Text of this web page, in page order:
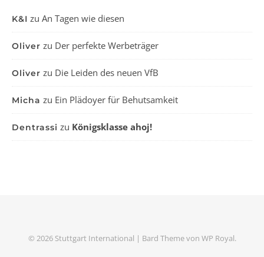
K&I zu An Tagen wie diesen
Oliver zu Der perfekte Werbeträger
Oliver zu Die Leiden des neuen VfB
Micha zu Ein Plädoyer für Behutsamkeit
Dentrassi zu Königsklasse ahoj!
© 2026 Stuttgart International | Bard Theme von WP Royal.